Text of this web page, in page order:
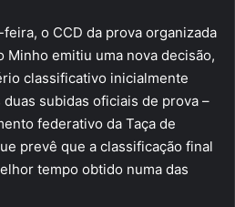
o CCD da prova organizada
Minho emitiu uma nova decisão,
classificativo inicialmente
subidas oficiais de prova –
federativo da Taça de
prevê que a classificação final
tempo obtido numa das